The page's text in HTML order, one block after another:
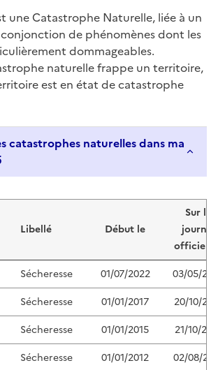
une Catastrophe Naturelle, liée à un
de phénomènes dont les
dommageables.
naturelle frappe un territoire,
est en état de catastrophe
catastrophes naturelles dans ma
Libellé Début le
Sur le
journal
officiel
Sécheresse 01/07/2022
03/05/
Sécheresse 01/01/2017
20/10/
Sécheresse 01/01/2015
21/10/
Sécheresse 01/01/2012 02/08/